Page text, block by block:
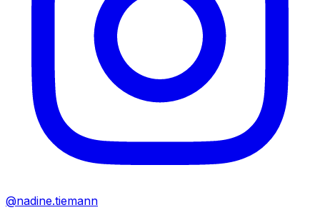
@nadine.tiemann